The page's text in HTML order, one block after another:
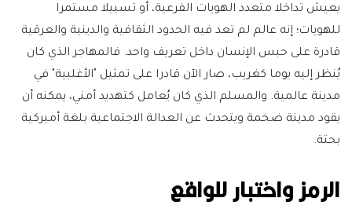
يعيش تداخلا متعدد الهويات الفرعية، أو تسييلا مستمرا
للهويات؛ إنه عالم لم تعد فيه الحدود الثقافية والدينية والعرقية
قادرة على حبس الإنسان داخل تعريف واحد. فالمهاجر الذي كان
يُنظر إليه يوما كغريب، صار الآن قادرا على تمثيل "الأغلبية" في
مدينة عالمية. والمسلم الذي كان يُعامل كتهديد أمني، يمكنه أن
يقود مدينة ضخمة ويتحدث عن العدالة الاجتماعية بلغة أميركية
بحتة.
الرمز واختبار للواقع